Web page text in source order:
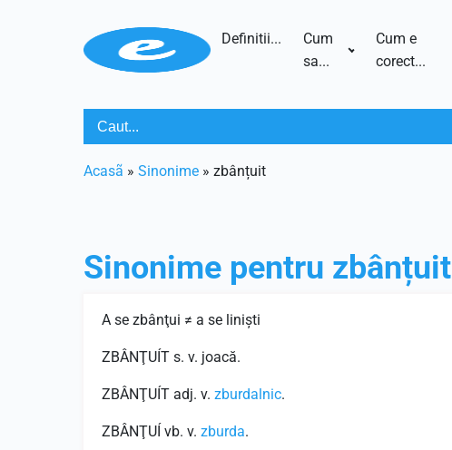
Definitii...
Cum
sa...
Cum e
corect...
Acasã » Sinonime » zbânțuit
Sinonime pentru zbânțuit
A se zbânţui ≠ a se linişti
ZBÂNŢUÍT s. v. joacă.
ZBÂNŢUÍT adj. v. zburdalnic.
ZBÂNŢUÍ vb. v. zburda.